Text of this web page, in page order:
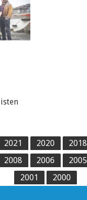
2021 2020 2018
2008 2006 2005
2001
2000